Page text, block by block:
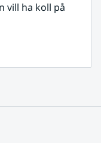
vill ha koll på